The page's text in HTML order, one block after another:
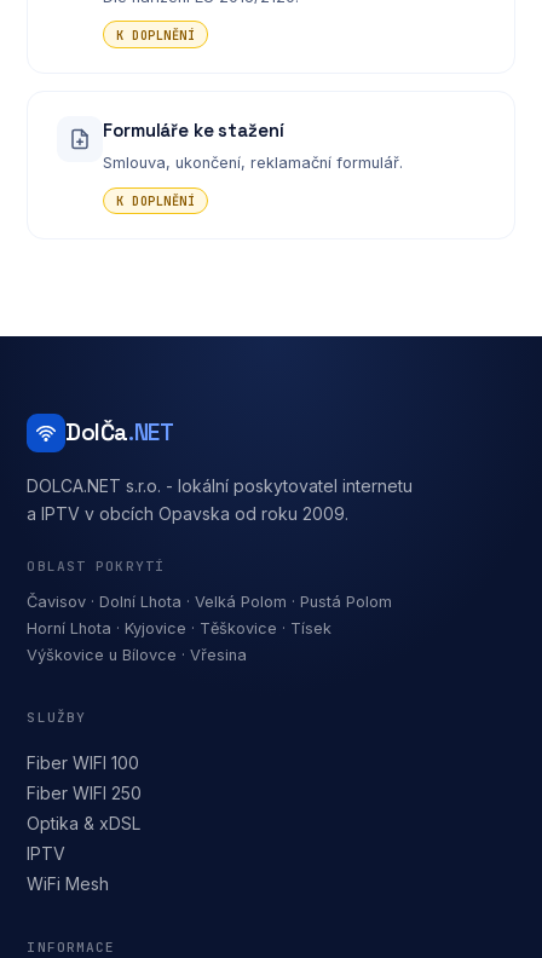
K DOPLNĚNÍ
Formuláře ke stažení
Smlouva, ukončení, reklamační formulář.
K DOPLNĚNÍ
DolČa.NET
DOLCA.NET s.r.o. - lokální poskytovatel internetu
a IPTV v obcích Opavska od roku 2009.
OBLAST POKRYTÍ
Čavisov · Dolní Lhota · Velká Polom · Pustá Polom
Horní Lhota · Kyjovice · Těškovice · Tísek
Výškovice u Bílovce · Vřesina
SLUŽBY
Fiber WIFI 100
Fiber WIFI 250
Optika & xDSL
IPTV
WiFi Mesh
INFORMACE